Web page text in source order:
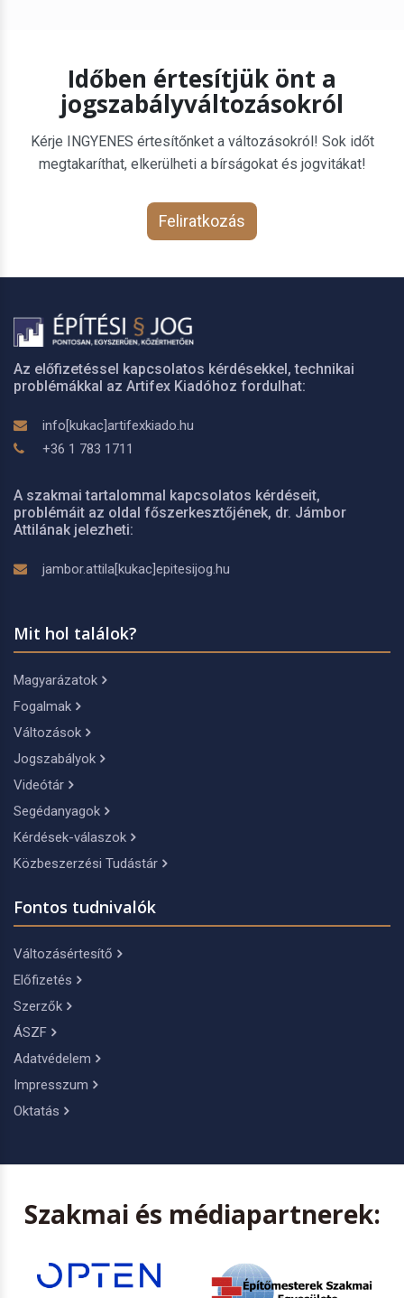
Időben értesítjük önt a
jogszabályváltozásokról
Kérje INGYENES értesítőnket a változásokról! Sok időt
megtakaríthat, elkerülheti a bírságokat és jogvitákat!
Feliratkozás
Az előfizetéssel kapcsolatos kérdésekkel, technikai
problémákkal az Artifex Kiadóhoz fordulhat:
info[kukac]artifexkiado.hu
+36 1 783 1711
A szakmai tartalommal kapcsolatos kérdéseit,
problémáit az oldal főszerkesztőjének, dr. Jámbor
Attilának jelezheti:
jambor.attila[kukac]epitesijog.hu
Mit hol találok?
Magyarázatok
Fogalmak
Változások
Jogszabályok
Videótár
Segédanyagok
Kérdések-válaszok
Közbeszerzési Tudástár
Fontos tudnivalók
Változásértesítő
Előfizetés
Szerzők
ÁSZF
Adatvédelem
Impresszum
Oktatás
Szakmai és médiapartnerek: